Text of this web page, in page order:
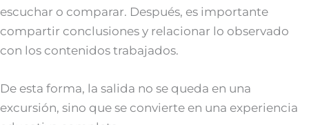
escuchar o comparar. Después, es importante
compartir conclusiones y relacionar lo observado
con los contenidos trabajados.
De esta forma, la salida no se queda en una
excursión, sino que se convierte en una experiencia